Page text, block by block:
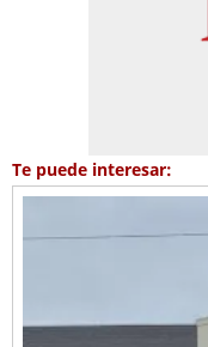
Te puede interesar: